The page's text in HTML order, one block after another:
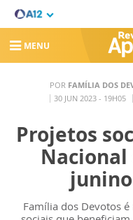
MENU
POR FAMÍLIA DOS
30 JUN 2023 - 19H05
Projetos
Família dos Devotos